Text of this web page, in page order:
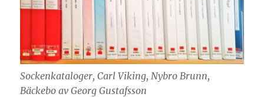
Sockenkataloger, Carl Viking, Nybro Brunn,
Bäckebo av Georg Gustafsson